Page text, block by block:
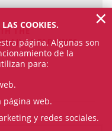
THE
| HEADLINES
COOKIES.
página. Algunas son
de la
para:
página web.
y redes sociales.
×